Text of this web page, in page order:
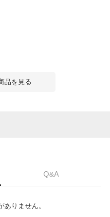
品を見る
Q&A
ありません。